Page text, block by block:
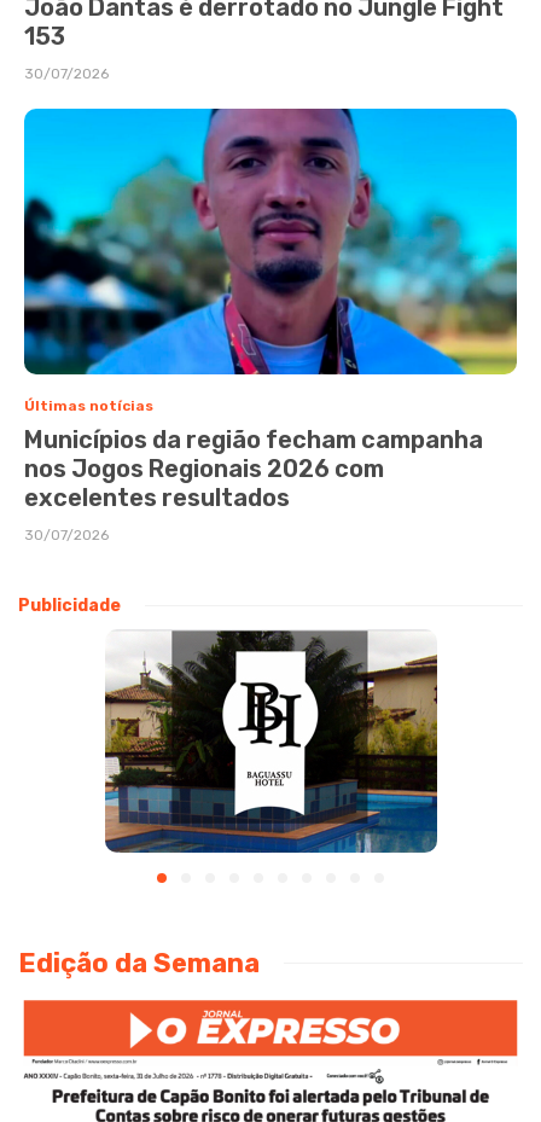
João Dantas é derrotado no Jungle Fight
153
30/07/2026
Últimas notícias
Municípios da região fecham campanha
nos Jogos Regionais 2026 com
excelentes resultados
30/07/2026
Publicidade
Edição da Semana